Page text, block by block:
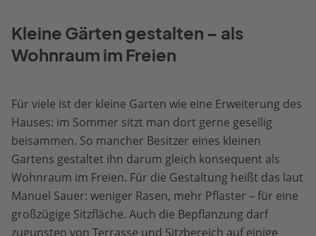
Kleine Gärten gestalten – als
Wohnraum im Freien
Für viele ist der kleine Garten wie eine Erweiterung des
Hauses: im Sommer sitzt man dort gerne gesellig
beisammen. So mancher Besitzer eines kleinen
Gartens gestaltet ihn darum gleich konsequent als
Wohnraum im Freien. Für die Gestaltung heißt das laut
Manuel Sauer: weniger Rasen, mehr Pflaster – für eine
großzügige Sitzfläche. Auch die Bepflanzung darf
zugunsten von Terrasse und Sitzbereich auf einige